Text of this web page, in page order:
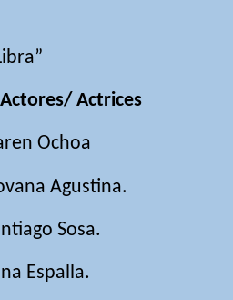
Actores/ Actrices
Ochoa
Agustina.
Sosa.
Espalla.